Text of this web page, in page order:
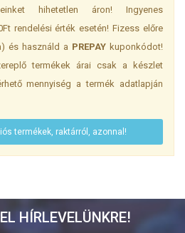
hihetetlen áron! Ingyenes
rendelési érték esetén! Fizess előre
és használd a PREPAY kuponkódot!
termékek árai csak a készlet
mennyiség a termék adatlapján
termékek, raktárról, azonnal!
HÍRLEVELÜNKRE!